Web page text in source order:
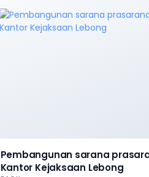
Pembangunan sarana
Kantor Kejaksaan Lebong